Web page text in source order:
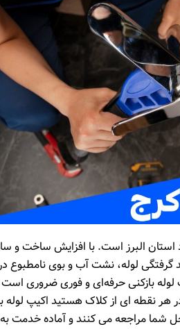
البرز است. با افزایش ساخت‌ و
گرفتگی لوله، نشت آب و بوی نامطبوع
بازکنی حرفه‌ای و فوری ضروری است
تماس بگرید در هر نقطه ای از کلاک هستید اکیپ
شعبه در 15 دقیقه به محل شما مراجعه می کنند و آماده